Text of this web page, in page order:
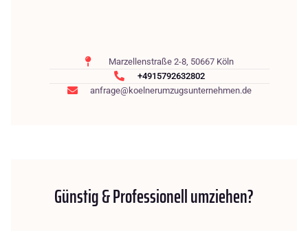
Marzellenstraße 2-8, 50667 Köln
+4915792632802
anfrage@koelnerumzugsunternehmen.de
Günstig & Professionell umziehen?